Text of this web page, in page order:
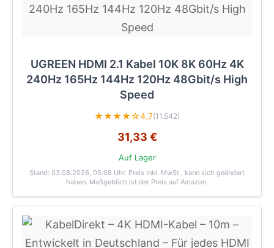
UGREEN HDMI 2.1 Kabel 10K 8K 60Hz 4K
240Hz 165Hz 144Hz 120Hz 48Gbit/s High
Speed
★★★★☆4.7(11.542)
31,33 €
Auf Lager
Stand: 03.08.2026, 05:08 Uhr. Preis inkl. MwSt., kann sich geändert
haben. Maßgeblich ist der Preis auf Amazon.